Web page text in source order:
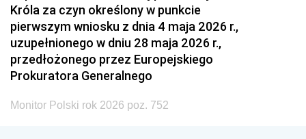
Króla za czyn określony w punkcie
pierwszym wniosku z dnia 4 maja 2026 r.,
uzupełnionego w dniu 28 maja 2026 r.,
przedłożonego przez Europejskiego
Prokuratora Generalnego
Monitor Polski rok 2026 poz. 752